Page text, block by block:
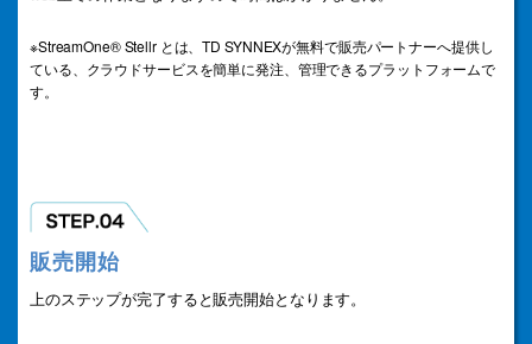
※StreamOne® Stellr とは、TD SYNNEXが無料で販売パートナーへ提供し
ている、クラウドサービスを簡単に発注、管理できるプラットフォームで
す。
販売開始
上のステップが完了すると販売開始となります。